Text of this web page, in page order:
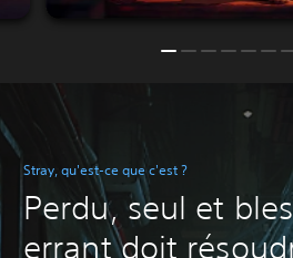
Stray, qu'est-ce que c'est ?
Perdu, seul et
errant doit